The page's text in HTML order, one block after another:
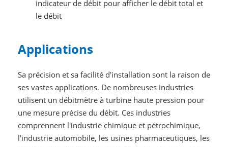
indicateur de débit pour afficher le débit total et
le débit
Applications
Sa précision et sa facilité d'installation sont la raison de
ses vastes applications. De nombreuses industries
utilisent un débitmètre à turbine haute pression pour
une mesure précise du débit. Ces industries
comprennent l'industrie chimique et pétrochimique,
l'industrie automobile, les usines pharmaceutiques, les